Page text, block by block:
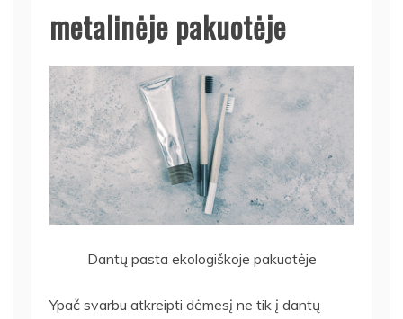
metalinėje pakuotėje
Dantų pasta ekologiškoje pakuotėje
Ypač svarbu atkreipti dėmesį ne tik į dantų